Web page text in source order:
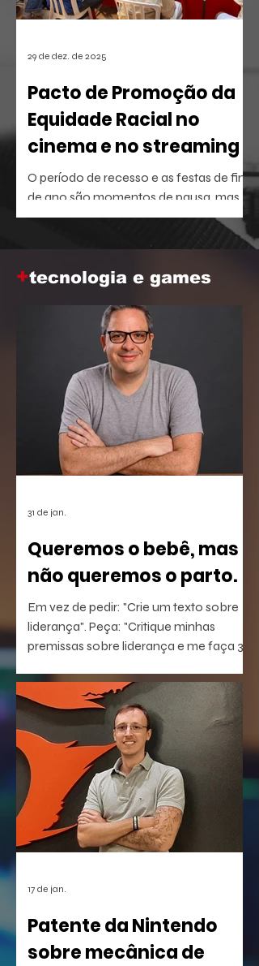
Pacto de Promoção da
Equidade Racial no
cinema e no streaming
O período de recesso e as festas de fim
de ano são momentos de pausa, mas
também oferecem a brecha ideal para
aprofundar o repertório sobre temas
corporativa.
29 de dez. de 2025
+tecnologia e games
Queremos o bebê, mas
não queremos o parto.
Em vez de pedir: "Crie um texto sobre
liderança". Peça: "Critique minhas
premissas sobre liderança e me faça 3
conseguindo responder".
31 de jan.
Patente da Nintendo
sobre mecânica de
17 de jan.